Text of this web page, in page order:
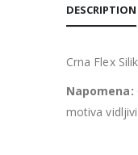
DESCRIPTION
Crna Flex
Napomena:
motiva